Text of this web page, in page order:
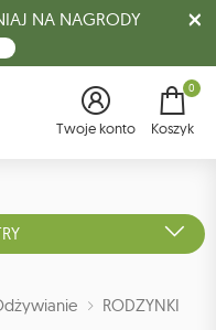
NA NAGRODY
Twoje konto
0
Koszyk
RODZYNKI